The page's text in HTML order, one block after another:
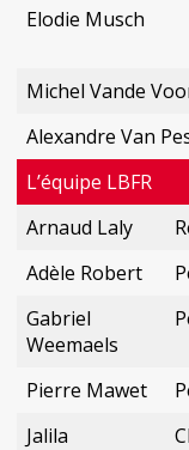
Elodie Musch
Michel Vande
Alexandre Van
L’équipe LBFR
Arnaud Laly
Adèle Robert
Gabriel
Weemaels
Pierre Mawet
Jalila